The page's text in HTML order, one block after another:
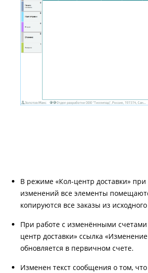
В режиме «Кол-центр доставки»
изменений все элементы
копируются все заказы из
При работе с изменёнными
центр доставки» ссылка
обновляется в первичном счете.
Изменен текст сообщения о том,